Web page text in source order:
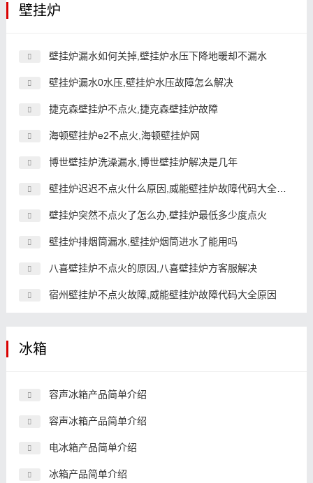
壁挂炉
壁挂炉漏水如何关掉,壁挂炉水压下降地暖却不漏水
壁挂炉漏水0水压,壁挂炉水压故障怎么解决
捷克森壁挂炉不点火,捷克森壁挂炉故障
海顿壁挂炉e2不点火,海顿壁挂炉网
博世壁挂炉洗澡漏水,博世壁挂炉解决是几年
壁挂炉迟迟不点火什么原因,威能壁挂炉故障代码大全原因
壁挂炉突然不点火了怎么办,壁挂炉最低多少度点火
壁挂炉排烟筒漏水,壁挂炉烟筒进水了能用吗
八喜壁挂炉不点火的原因,八喜壁挂炉方客服解决
宿州壁挂炉不点火故障,威能壁挂炉故障代码大全原因
冰箱
容声冰箱产品简单介绍
容声冰箱产品简单介绍
电冰箱产品简单介绍
冰箱产品简单介绍